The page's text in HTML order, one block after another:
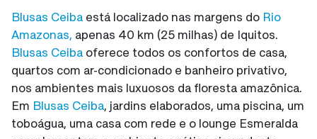
Blusas Ceiba está localizado nas margens do Rio
Amazonas, apenas 40 km (25 milhas) de Iquitos.
Blusas Ceiba oferece todos os confortos de casa,
quartos com ar-condicionado e banheiro privativo,
nos ambientes mais luxuosos da floresta amazônica.
Em Blusas Ceiba, jardins elaborados, uma piscina, um
toboágua, uma casa com rede e o lounge Esmeralda